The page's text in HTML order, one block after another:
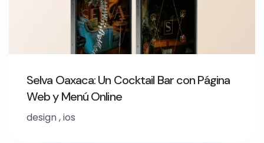
Selva Oaxaca: Un Cocktail Bar con Página
Web y Menú Online
design,ios